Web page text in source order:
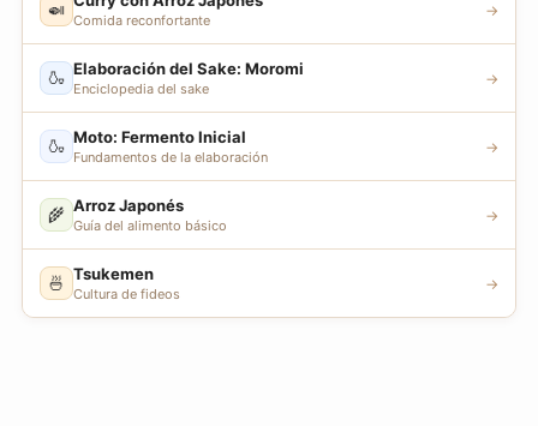
🍛
Comida reconfortante
→
🍶 Elaboración del Sake: Moromi
Enciclopedia del sake
→
🍶 Moto: Fermento Inicial
Fundamentos de la elaboración
→
🌾 Arroz Japonés
Guía del alimento básico
→
🍜 Tsukemen
Cultura de fideos
→